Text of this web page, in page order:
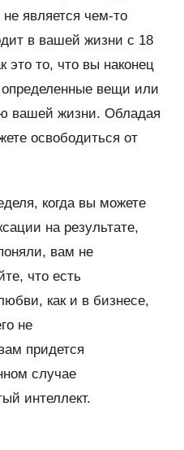
является чем-то
в вашей жизни с 18
это то, что вы наконец
определенные вещи или
вашей жизни. Обладая
освободиться от
когда вы можете
на результате,
вам не
что есть
как и в бизнесе,
не
придется
случае
интеллект.